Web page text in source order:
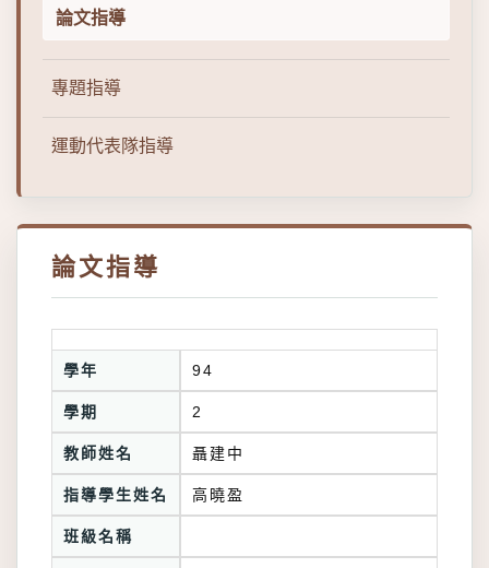
論文指導
專題指導
運動代表隊指導
論文指導
學年 94
學期 2
教師姓名 聶建中
指導學生姓名 高曉盈
班級名稱